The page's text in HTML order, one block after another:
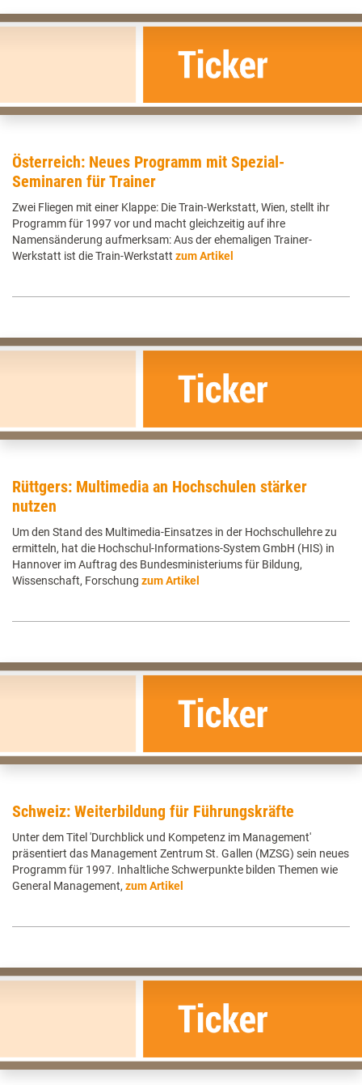
Österreich: Neues Programm mit Spezial-
Seminaren für Trainer
Zwei Fliegen mit einer Klappe: Die Train-Werkstatt, Wien, stellt ihr
Programm für 1997 vor und macht gleichzeitig auf ihre
Namensänderung aufmerksam: Aus der ehemaligen Trainer-
Werkstatt ist die Train-Werkstatt zum Artikel
Rüttgers: Multimedia an Hochschulen stärker
nutzen
Um den Stand des Multimedia-Einsatzes in der Hochschullehre zu
ermitteln, hat die Hochschul-Informations-System GmbH (HIS) in
Hannover im Auftrag des Bundesministeriums für Bildung,
Wissenschaft, Forschung zum Artikel
Schweiz: Weiterbildung für Führungskräfte
Unter dem Titel 'Durchblick und Kompetenz im Management'
präsentiert das Management Zentrum St. Gallen (MZSG) sein neues
Programm für 1997. Inhaltliche Schwerpunkte bilden Themen wie
General Management, zum Artikel